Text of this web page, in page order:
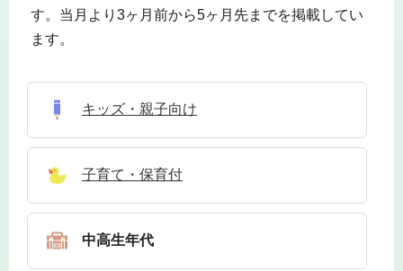
す。当月より3ヶ月前から5ヶ月先までを掲載してい
ます。
キッズ・親子向け
子育て・保育付
中高生年代